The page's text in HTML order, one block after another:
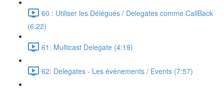
60 : Utiliser les Délégués / Delegates comme CallBack
(6:22)
61: Multicast Delegate (4:19)
62: Delegates - Les événements / Events (7:57)